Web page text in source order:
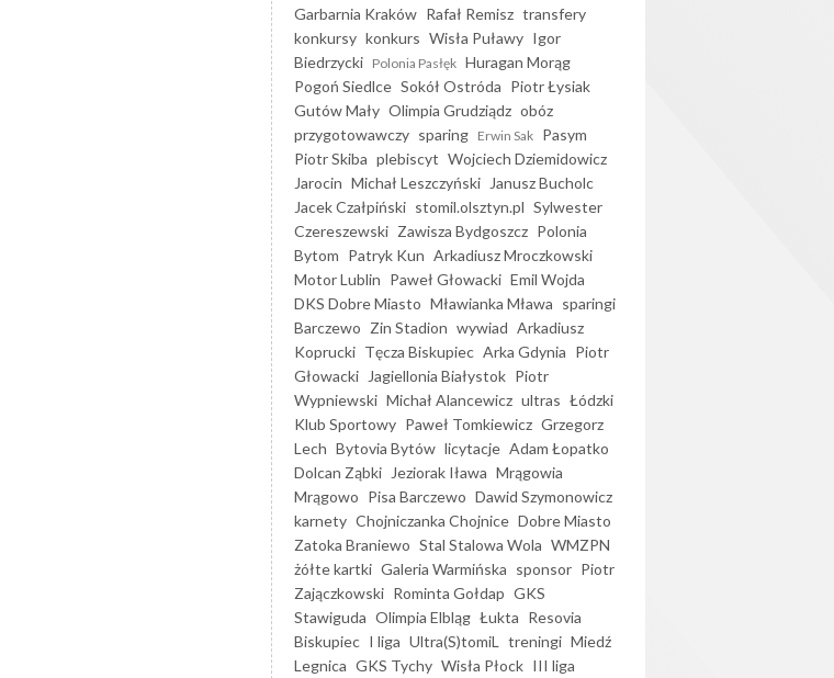
Garbarnia Kraków Rafał Remisz transfery
konkursy konkurs Wisła Puławy Igor
Biedrzycki Polonia Pasłęk Huragan Morąg
Pogoń Siedlce Sokół Ostróda Piotr Łysiak
Gutów Mały Olimpia Grudziądz obóz
przygotowawczy sparing Erwin Sak Pasym
Piotr Skiba plebiscyt Wojciech Dziemidowicz
Jarocin Michał Leszczyński
Janusz Bucholc
Jacek Czałpiński stomil.olsztyn.pl Sylwester
Czereszewski Zawisza Bydgoszcz Polonia
Bytom Patryk Kun Arkadiusz Mroczkowski
Motor Lublin Paweł Głowacki Emil Wojda
DKS Dobre Miasto Mławianka Mława sparingi
Barczewo Zin Stadion wywiad Arkadiusz
Koprucki Tęcza Biskupiec Arka Gdynia Piotr
Głowacki
Jagiellonia Białystok Piotr
Wypniewski Michał Alancewicz ultras Łódzki
Klub Sportowy Paweł Tomkiewicz Grzegorz
Lech Bytovia Bytów licytacje Adam Łopatko
Dolcan Ząbki
Jeziorak Iława Mrągowia
Mrągowo Pisa Barczewo Dawid Szymonowicz
karnety Chojniczanka Chojnice Dobre Miasto
Zatoka Braniewo Stal Stalowa Wola WMZPN
żółte kartki Galeria Warmińska sponsor Piotr
Zajączkowski Rominta Gołdap GKS
Stawiguda Olimpia Elbląg Łukta Resovia
Biskupiec I liga Ultra(S)tomiL treningi Miedź
Legnica GKS Tychy Wisła Płock III liga